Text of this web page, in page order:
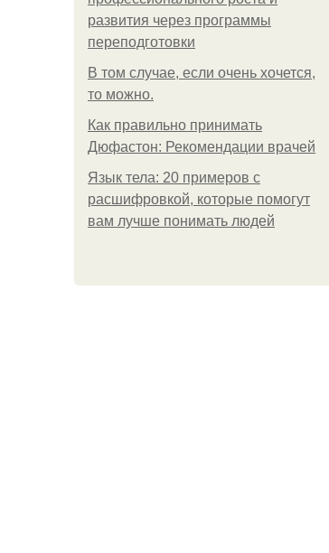
развития через программы
переподготовки
В том случае, если очень хочется,
то можно.
Как правильно принимать
Дюфастон: Рекомендации врачей
Язык тела: 20 примеров с
расшифровкой, которые помогут
вам лучше понимать людей